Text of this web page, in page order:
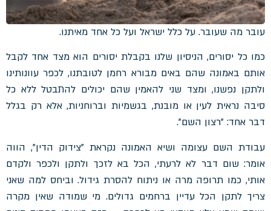
עובר מה שעובר. על כלל ישראל ועל כל אחד מאיתנו.
כמו כל יסורים, הניסיון שלנו בקבלת יסורים הוא מצד אחד לקבל
אותם באמונה שהם באים מבורא רחמן לטובתנו, לכפר עוונותינו
ולתקן נפשנו, ומצד שני להאמין שהם יכולים להתבטל ללא כל
סיבה נראית לעין או מובנת, בגשמיות וברוחניות, אלא רק בגלל
דבר אחד: "רצון השם".
עבודת השם עצומה ושיא האמונה נקראת "צידוק הדין", הווה
אומר: שום דבר לא לרעתי, הכל בא לזכך ולתקן ולכפר ולקדם
אותי, כמו תרופה מרה או ניתוח להסרת גידול. וביחס למה שאני
צריך לתקן הכל עדיין ברחמים גדולים. מי שמודה שאין מקרה